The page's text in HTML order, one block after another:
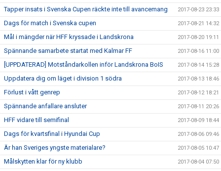
Tapper insats i Svenska Cupen räckte inte till avancemang 2017-08-23 23:33
Dags för match i Svenska cupen 2017-08-21 14:32
Mål i mängder när HFF kryssade i Landskrona 2017-08-20 19:11
Spännande samarbete startat med Kalmar FF 2017-08-16 11:00
[UPPDATERAD] Motståndarkollen inför Landskrona BoIS 2017-08-14 15:28
Uppdatera dig om läget i division 1 södra 2017-08-13 18:46
Förlust i vått genrep 2017-08-12 18:21
Spännande anfallare ansluter 2017-08-11 20:26
HFF vidare till semifinal 2017-08-09 18:44
Dags för kvartsfinal i Hyundai Cup 2017-08-06 09:46
Är han Sveriges yngste materialare? 2017-08-05 10:47
Målskytten klar för ny klubb 2017-08-04 07:50